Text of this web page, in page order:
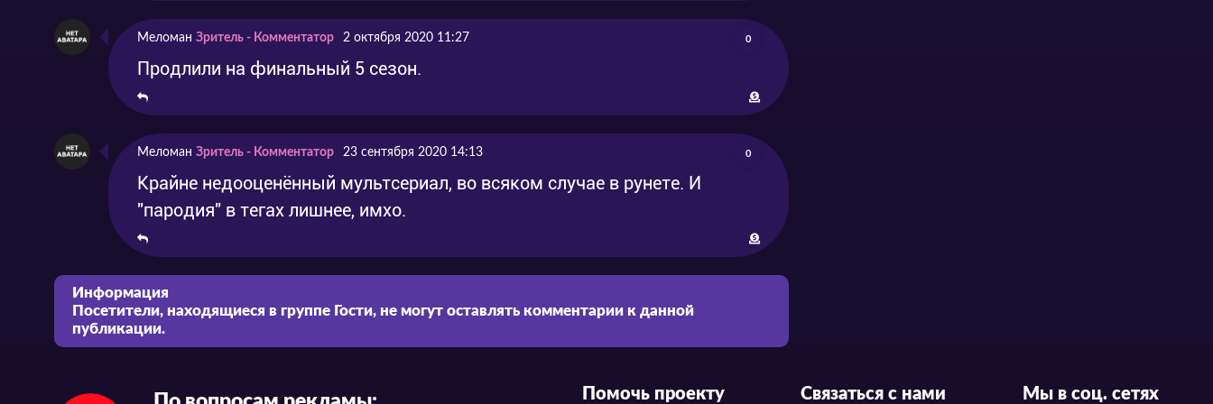
Меломан Зритель - Комментатор 2 октября 2020 11:27 0
Продлили на финальный 5 сезон.
Меломан Зритель - Комментатор 23 сентября 2020 14:13 0
Крайне недооценённый мультсериал, во всяком случае в рунете. И
"пародия" в тегах лишнее, имхо.
Информация
Посетители, находящиеся в группе Гости, не могут оставлять комментарии к данной
публикации.
Помочь проекту Связаться с нами Мы в соц. сетях